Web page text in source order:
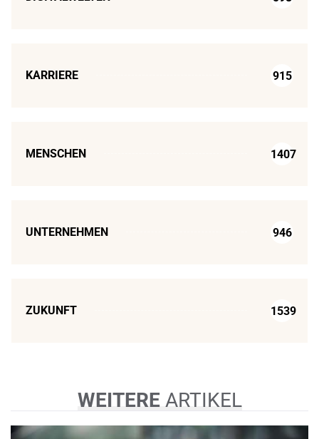
KARRIERE 915
MENSCHEN 1407
UNTERNEHMEN 946
ZUKUNFT 1539
WEITEREARTIKEL